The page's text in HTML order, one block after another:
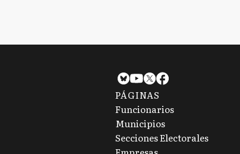
PÁGINAS
Funcionarios
Municipios
Secciones Electorales